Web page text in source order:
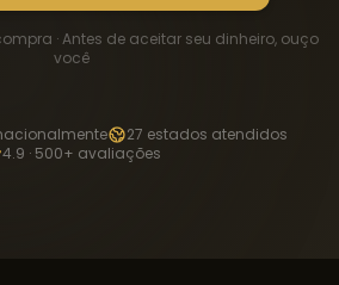
· Antes de aceitar seu dinheiro, ouço
você
27 estados atendidos
4.9 · 500+ avaliações